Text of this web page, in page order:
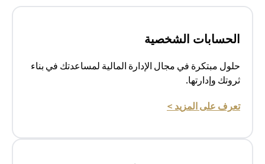
الحسابات الشخصية
حلول مبتكرة في مجال الإدارة المالية لمساعدتك في بناء
ثروتك وإدارتها.
تعرف على المزيد >